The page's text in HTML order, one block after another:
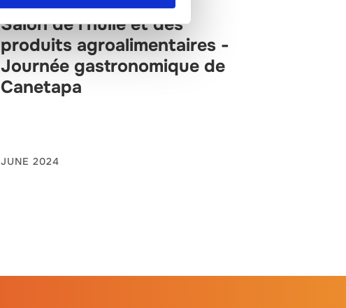
Salon de l'huile et des
produits agroalimentaires -
Journée gastronomique de
Canetapa
JUNE 2024